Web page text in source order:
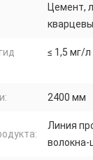
Цемент,
≤ 1,5 мг/л
2400 мм
Линия